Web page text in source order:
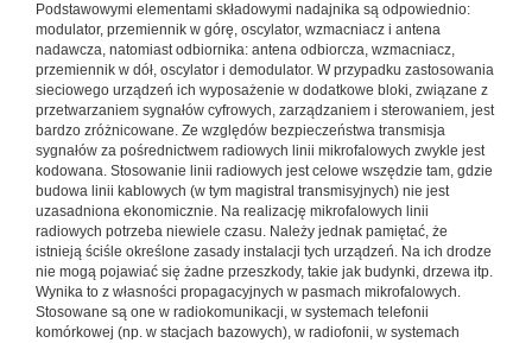
Podstawowymi elementami składowymi nadajnika są odpowiednio:
modulator, przemiennik w górę, oscylator, wzmacniacz i antena
nadawcza, natomiast odbiornika: antena odbiorcza, wzmacniacz,
przemiennik w dół, oscylator i demodulator. W przypadku zastosowania
sieciowego urządzeń ich wyposażenie w dodatkowe bloki, związane z
przetwarzaniem sygnałów cyfrowych, zarządzaniem i sterowaniem, jest
bardzo zróżnicowane. Ze względów bezpieczeństwa transmisja
sygnałów za pośrednictwem radiowych linii mikrofalowych zwykle jest
kodowana. Stosowanie linii radiowych jest celowe wszędzie tam, gdzie
budowa linii kablowych (w tym magistral transmisyjnych) nie jest
uzasadniona ekonomicznie. Na realizację mikrofalowych linii
radiowych potrzeba niewiele czasu. Należy jednak pamiętać, że
istnieją ściśle określone zasady instalacji tych urządzeń. Na ich drodze
nie mogą pojawiać się żadne przeszkody, takie jak budynki, drzewa itp.
Wynika to z własności propagacyjnych w pasmach mikrofalowych.
Stosowane są one w radiokomunikacji, w systemach telefonii
komórkowej (np. w stacjach bazowych), w radiofonii, w systemach